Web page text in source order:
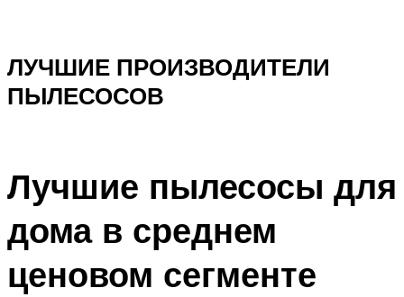
ЛУЧШИЕ ПРОИЗВОДИТЕЛИ
ПЫЛЕСОСОВ
Лучшие пылесосы для
дома в среднем
ценовом сегменте